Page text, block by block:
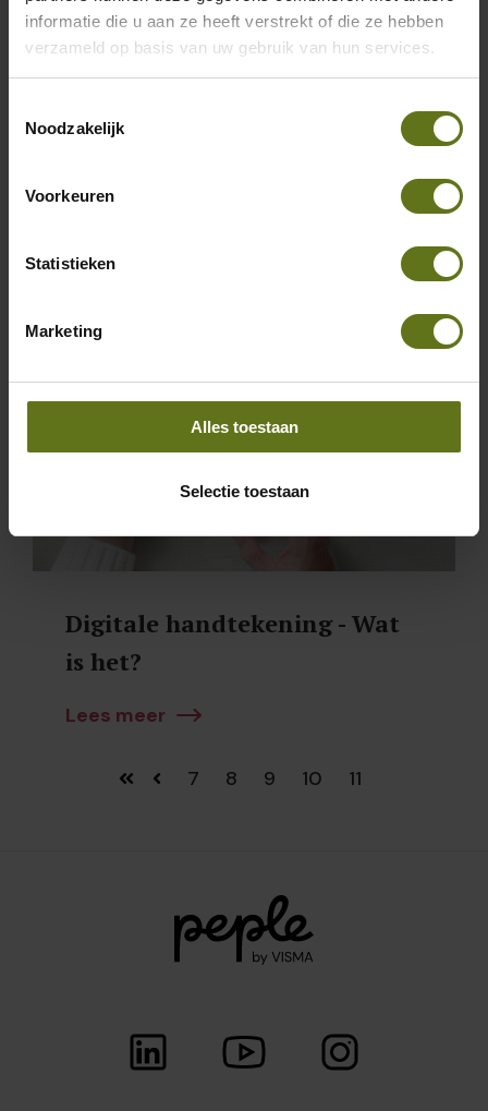
informatie die u aan ze heeft verstrekt of die ze hebben
verzameld op basis van uw gebruik van hun services.
Noodzakelijk
Voorkeuren
Statistieken
Marketing
Alles toestaan
Selectie toestaan
Visma.net HRM & Payroll:
Digitale handtekening - Wat
is het?
Lees meer
EersteVorige7 8 9 10 11